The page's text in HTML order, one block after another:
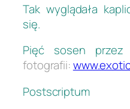
Tak wyglądała
się.
Pięć sosen przez
fotografii:
Postscriptum